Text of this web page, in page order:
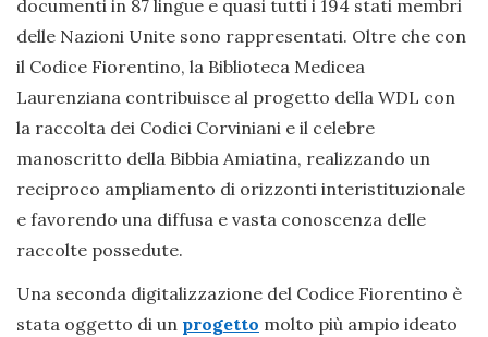
documenti in 87 lingue e quasi tutti i 194 stati membri
delle Nazioni Unite sono rappresentati. Oltre che con
il Codice Fiorentino, la Biblioteca Medicea
Laurenziana contribuisce al progetto della WDL con
la raccolta dei Codici Corviniani e il celebre
manoscritto della Bibbia Amiatina, realizzando un
reciproco ampliamento di orizzonti interistituzionale
e favorendo una diffusa e vasta conoscenza delle
raccolte possedute.
Una seconda digitalizzazione del Codice Fiorentino è
stata oggetto di un progetto molto più ampio ideato